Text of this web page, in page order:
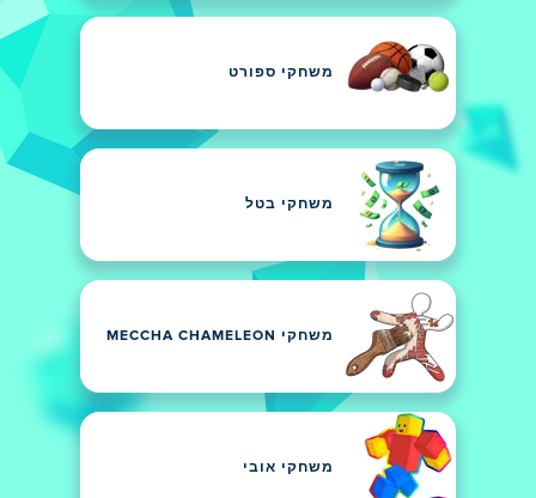
משחקי ספורט
משחקי בטל
משחקי MECCHA CHAMELEON
משחקי אובי